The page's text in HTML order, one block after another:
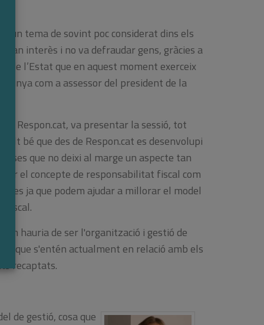
, un tema de sovint poc considerat dins els
interès i no va defraudar gens, gràcies a
de l’Estat que en aquest moment exerceix
com a assessor del president de la
Respon.cat, va presentar la sessió, tot
bé que des de Respon.cat es desenvolupi
que no deixi al marge un aspecte tan
el concepte de responsabilitat fiscal com
ja que podem ajudar a millorar el model
fiscal.
hauria de ser l'organització i gestió de
que s'entén actualment en relació amb els
recaptats.
de gestió, cosa que